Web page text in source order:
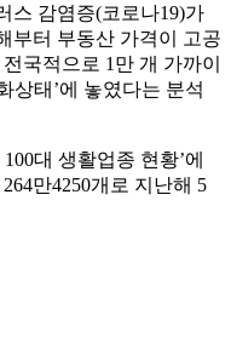
스 감염증(코로나19)가
부터 부동산 가격이 고공
국적으로 1만 개 가까이
상태’에 놓였다는 분석
대 생활업종 현황’에
만4250개로 지난해 5